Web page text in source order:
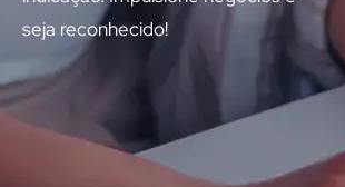
seja reconhecido!